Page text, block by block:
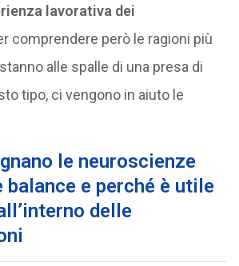
lavorativa dei
comprendere però le ragioni più
alle spalle di una presa di
tipo, ci vengono in aiuto le
le neuroscienze
e perché è utile
delle